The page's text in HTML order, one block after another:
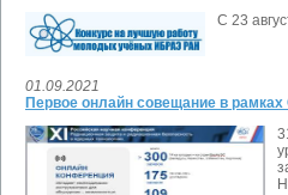
С 23
01.09.2021
Первое онлайн совещание в